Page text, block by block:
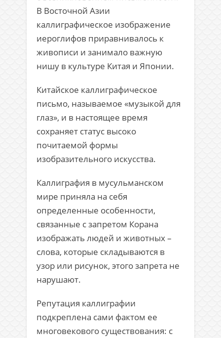
В Восточной Азии
каллиграфическое изображение
иероглифов приравнивалось к
живописи и занимало важную
нишу в культуре Китая и Японии.
Китайское каллиграфическое
письмо, называемое «музыкой для
глаз», и в настоящее время
сохраняет статус высоко
почитаемой формы
изобразительного искусства.
Каллиграфия в мусульманском
мире приняла на себя
определенные особенности,
связанные с запретом Корана
изображать людей и животных –
слова, которые складываются в
узор или рисунок, этого запрета не
нарушают.
Репутация каллиграфии
подкреплена сами фактом ее
многовекового существования: с